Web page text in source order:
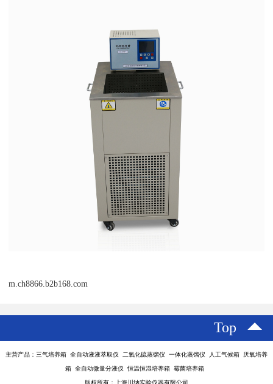
m.ch8866.b2b168.com
Top
主营产品：三气培养箱 全自动液液萃取仪 二氧化硫蒸馏仪 一体化蒸馏仪 人工气候箱 厌氧培养
箱 全自动微量分液仪 恒温恒湿培养箱 霉菌培养箱
版权所有：上海川纳实验仪器有限公司